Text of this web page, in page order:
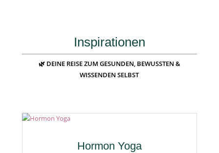
Inspirationen
🌿 DEINE REISE ZUM GESUNDEN, BEWUSSTEN &
WISSENDEN SELBST
Hormon Yoga